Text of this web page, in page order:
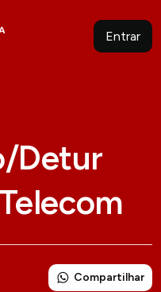
Entrar
Detur
Compartilhar